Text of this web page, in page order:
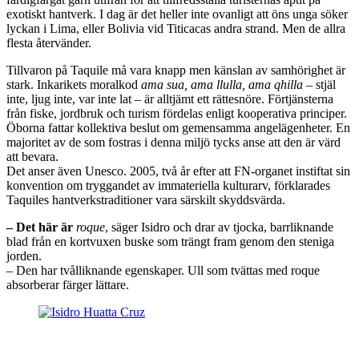
exotiskt hantverk. I dag är det heller inte ovanligt att öns unga söker
lyckan i Lima, eller Bolivia vid Titicacas andra strand. Men de allra
flesta återvänder.
Tillvaron på Taquile må vara knapp men känslan av samhörighet är
stark. Inkarikets moralkod ama sua, ama llulla, ama qhilla – stjäl
inte, ljug inte, var inte lat – är alltjämt ett rättesnöre. Förtjänsterna
från fiske, jordbruk och turism fördelas enligt kooperativa principer.
Öborna fattar kollektiva beslut om gemensamma angelägenheter. En
majoritet av de som fostras i denna miljö tycks anse att den är värd
att bevara.
Det anser även Unesco. 2005, två år efter att FN-organet instiftat sin
konvention om tryggandet av immateriella kulturarv, förklarades
Taquiles hantverkstraditioner vara särskilt skyddsvärda.
– Det här är roque, säger Isidro och drar av tjocka, barrliknande
blad från en kortvuxen buske som trängt fram genom den steniga
jorden.
– Den har tvålliknande egenskaper. Ull som tvättas med roque
absorberar färger lättare.